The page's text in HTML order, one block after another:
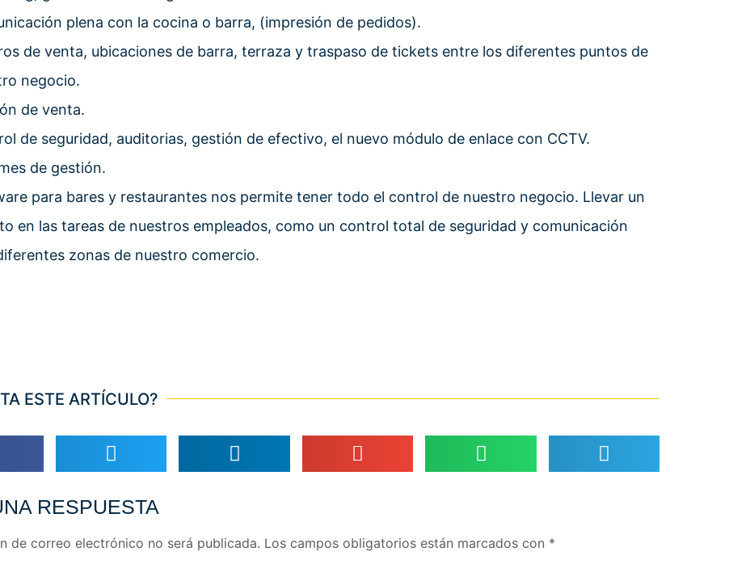
plena con la cocina o barra, (impresión de pedidos).
de venta, ubicaciones de barra, terraza y traspaso de tickets entre los diferentes puntos de
negocio.
de venta.
de seguridad, auditorias, gestión de efectivo, el nuevo módulo de enlace con CCTV.
de gestión.
para bares y restaurantes nos permite tener todo el control de nuestro negocio. Llevar un
en las tareas de nuestros empleados, como un control total de seguridad y comunicación
zonas de nuestro comercio.
ESTE ARTÍCULO?
RESPUESTA
de correo electrónico no será publicada. Los campos obligatorios están marcados con *